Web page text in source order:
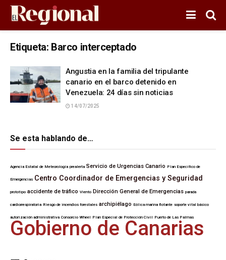
Etiqueta: Barco interceptado
Angustia en la familia del tripulante
canario en el barco detenido en
Venezuela: 24 días sin noticias
14/07/2025
Se esta hablando de…
Agencia Estatal de Meteorología prealerta Servicio de Urgencias Canario Plan Específico de
Emergencias Centro Coordinador de Emergencias y Seguridad
prototipo accidente de tráfico Viento Dirección General de Emergencias parada
cardiorrespiratoria Riesgo de incendios forestales archipiélago Eólica marina flotante soporte vital básico
autorización administrativa Consorcio Wheel Plan Especial de Protección Civil Puerto de Las Palmas
Gobierno de Canarias